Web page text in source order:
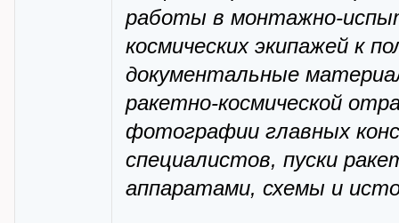
работы в монтажно-
космических экипажей к
документальные
ракетно-космической
фотографии главных
специалистов, пуски
аппаратами, схемы и